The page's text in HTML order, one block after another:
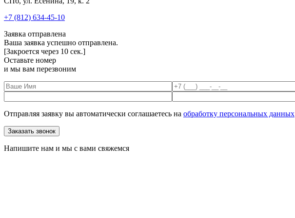
+7 (812) 634-45-10
Заявка отправлена
Ваша заявка успешно отправлена.
[Закроется через 10 сек.]
Оставьте номер
и мы вам перезвоним
Отправляя заявку вы автоматически соглашаетесь на обработку персональных данных
Напишите нам и мы с вами свяжемся